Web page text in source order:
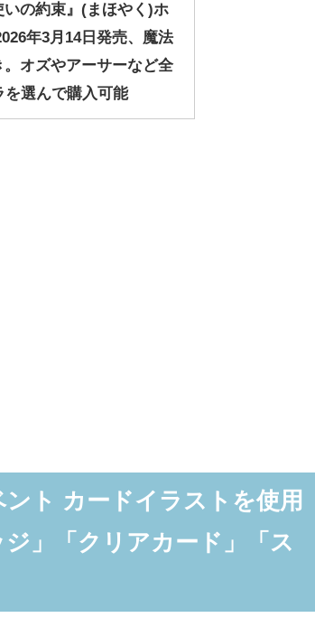
の約束』(まほやく)ホ
年3月14日発売、魔法
オズやアーサーなど全
を選んで購入可能
ト カードイラストを使用
」「クリアカード」「ス